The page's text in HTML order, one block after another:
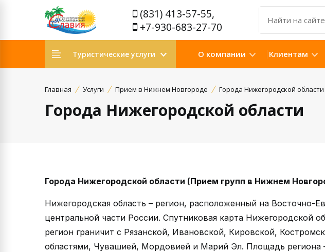
(831) 413-57-55,
+7-930-683-27-70
Туристические услуги О компании Клиентам
Главная Услуги Прием в Нижнем Новгороде Города Нижегородской области
Города Нижегородской области
Города Нижегородской области (Прием групп в Нижнем
Нижегородская область – регион, расположенный на Восточно-
центральной части России. Спутниковая карта Нижегородской
регион граничит с Рязанской, Ивановской, Кировской,
областями, Чувашией, Мордовией и Марий Эл. Площадь региона